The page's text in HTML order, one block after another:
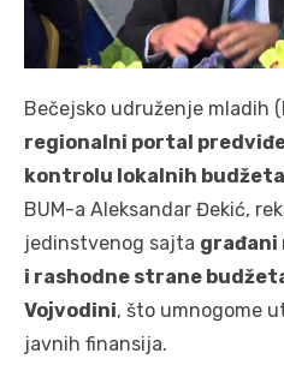
Bečejsko udruženje mladih
regionalni portal
kontrolu lokalnih budžeta
BUM-a Aleksandar Đekić,
jedinstvenog sajta građani
i rashodne strane
Vojvodini, što umnogome
javnih finansija.